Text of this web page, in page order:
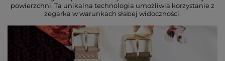
powierzchni. Ta unikalna technologia umożliwia korzystanie z
zegarka w warunkach słabej widoczności.